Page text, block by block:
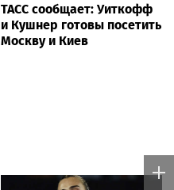
ТАСС сообщает: Уиткофф
и Кушнер готовы посетить
Москву и Киев